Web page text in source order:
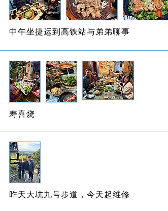
中午坐捷运到高铁站与弟弟聊事
寿喜烧
昨天大坑九号步道，今天起维修